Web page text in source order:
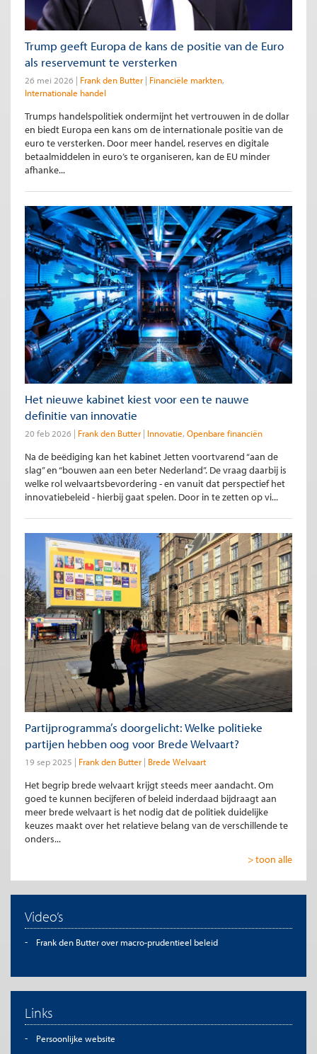
Trump geeft Europa de kans de positie van de Euro
als reservemunt te versterken
26 mei 2026 Frank den Butter
Financiële markten
Internationale handel
Trumps handelspolitiek ondermijnt het vertrouwen in de dollar
en biedt Europa een kans om de internationale positie van de
euro te versterken. Door meer handel, reserves en digitale
betaalmiddelen in euro’s te organiseren, kan de EU minder
afhanke...
Het nieuwe kabinet kiest voor een te nauwe
definitie van innovatie
20 feb 2026 Frank den Butter Innovatie Openbare financiën
Na de beëdiging kan het kabinet Jetten voortvarend “aan de
slag” en “bouwen aan een beter Nederland”. De vraag daarbij is
welke rol welvaartsbevordering - en vanuit dat perspectief het
innovatiebeleid - hierbij gaat spelen. Door in te zetten op vi...
Partijprogramma’s doorgelicht: Welke politieke
partijen hebben oog voor Brede Welvaart?
19 sep 2025 Frank den Butter Brede Welvaart
Het begrip brede welvaart krijgt steeds meer aandacht. Om
goed te kunnen becijferen of beleid inderdaad bijdraagt aan
meer brede welvaart is het nodig dat de politiek duidelijke
keuzes maakt over het relatieve belang van de verschillende te
onders...
> toon alle
Video’s
Frank den Butter over macro-prudentieel beleid
Links
Persoonlijke website